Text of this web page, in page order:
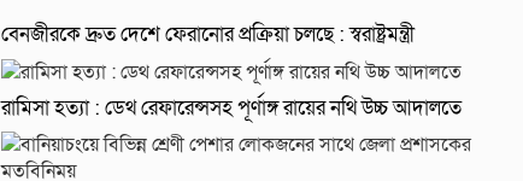
বেনজীরকে দ্রুত দেশে ফেরানোর প্রক্রিয়া চলছে : স্বরাষ্ট্রমন্ত্রী
রামিসা হত্যা : ডেথ রেফারেন্সসহ পূর্ণাঙ্গ রায়ের নথি উচ্চ আদালতে